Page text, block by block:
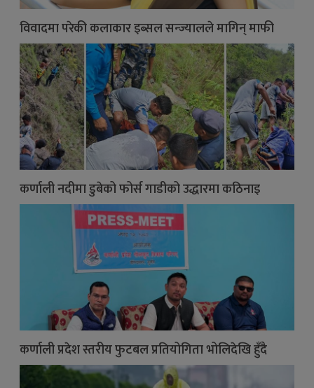
विवादमा परेकी कलाकार इब्सल सन्ज्यालले मागिन् माफी
कर्णाली नदीमा डुबेको फोर्स गाडीको उद्धारमा कठिनाइ
कर्णाली प्रदेश स्तरीय फुटबल प्रतियोगिता भोलिदेखि हुँदै